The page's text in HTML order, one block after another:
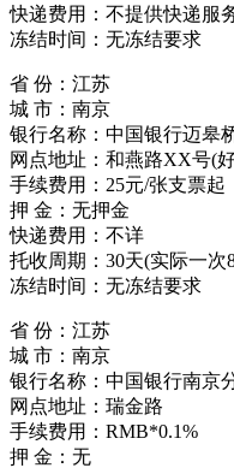
快递费用：不提供快递服
冻结时间：无冻结要求
省 份：江苏
城 市：南京
银行名称：中国银行迈皋
网点地址：和燕路XX号(
手续费用：25元/张支票起
押 金：无押金
快递费用：不详
托收周期：30天(实际一
冻结时间：无冻结要求
省 份：江苏
城 市：南京
银行名称：中国银行南京
网点地址：瑞金路
手续费用：RMB*0.1%
押 金：无